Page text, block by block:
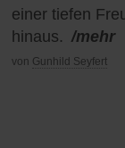
einer tiefen
hinaus. /mehr
von Gunhild Seyfert